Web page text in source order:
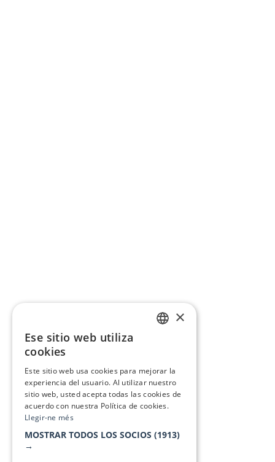
×
Ese sitio web utiliza
cookies
Este sitio web usa cookies para mejorar la
experiencia del usuario. Al utilizar nuestro
sitio web, usted acepta todas las cookies de
acuerdo con nuestra Política de cookies.
Llegir-ne més
MOSTRAR TODOS LOS SOCIOS (1913)
→